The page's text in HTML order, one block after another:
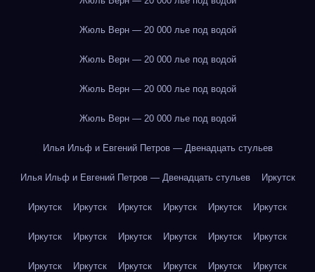
Жюль Верн — 20 000 лье под водой
Жюль Верн — 20 000 лье под водой
Жюль Верн — 20 000 лье под водой
Жюль Верн — 20 000 лье под водой
Илья Ильф и Евгений Петров — Двенадцать стульев
Илья Ильф и Евгений Петров — Двенадцать стульев Иркутск
Иркутск Иркутск Иркутск Иркутск Иркутск Иркутск
Иркутск Иркутск Иркутск Иркутск Иркутск Иркутск
Иркутск Иркутск Иркутск Иркутск Иркутск Иркутск